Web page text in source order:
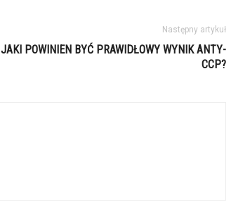
Następny artykuł
JAKI POWINIEN BYĆ PRAWIDŁOWY WYNIK ANTY-
CCP?